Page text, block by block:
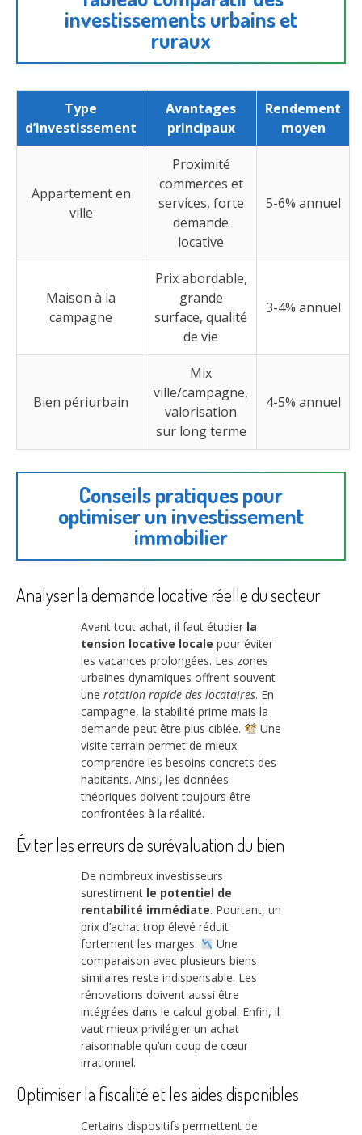
investissements urbains et
ruraux
Type
d’investissement
Avantages
principaux
Rendement
moyen
Appartement en
ville
Proximité
commerces et
services, forte
demande
locative
5-6% annuel
Maison à la
campagne
Prix abordable,
grande
surface, qualité
de vie
3-4% annuel
Bien périurbain
Mix
ville/campagne,
valorisation
sur long terme
4-5% annuel
Conseils pratiques pour
optimiser un investissement
immobilier
Analyser la demande locative réelle du secteur
Avant tout achat, il faut étudier la
tension locative locale pour éviter
les vacances prolongées. Les zones
urbaines dynamiques offrent souvent
une rotation rapide des locataires. En
campagne, la stabilité prime mais la
demande peut être plus ciblée.
Une
visite terrain permet de mieux
comprendre les besoins concrets des
habitants. Ainsi, les données
théoriques doivent toujours être
confrontées à la réalité.
Éviter les erreurs de surévaluation du bien
De nombreux investisseurs
surestiment le potentiel de
rentabilité immédiate. Pourtant, un
prix d’achat trop élevé réduit
fortement les marges.
Une
comparaison avec plusieurs biens
similaires reste indispensable. Les
rénovations doivent aussi être
intégrées dans le calcul global. Enfin, il
vaut mieux privilégier un achat
raisonnable qu’un coup de cœur
irrationnel.
Optimiser la fiscalité et les aides disponibles
Certains dispositifs permettent de